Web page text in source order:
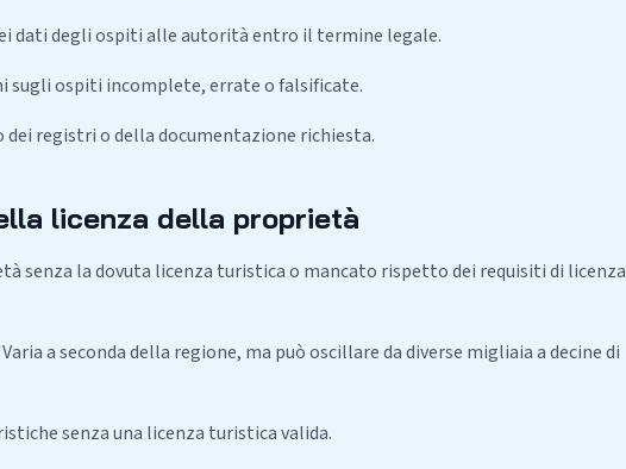
dati degli ospiti alle autorità entro il termine legale.
sugli ospiti incomplete, errate o falsificate.
registri o della documentazione richiesta.
licenza della proprietà
senza la dovuta licenza turistica o mancato rispetto dei requisiti di licenza
a seconda della regione, ma può oscillare da diverse migliaia a decine di
senza una licenza turistica valida.